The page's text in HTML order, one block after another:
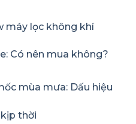
máy lọc không khí
Có nên mua không?
mùa mưa: Dấu hiệu
thời